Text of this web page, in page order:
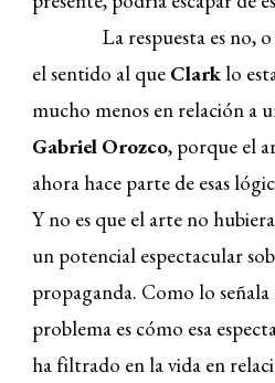
La respuesta es no,
el sentido al que Clark lo
mucho menos en relación a
Gabriel Orozco, porque el
ahora hace parte de esas
Y no es que el arte no
un potencial espectacular
propaganda. Como lo señala
problema es cómo esa
ha filtrado en la vida en